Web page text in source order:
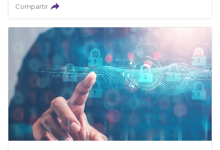
Compartir